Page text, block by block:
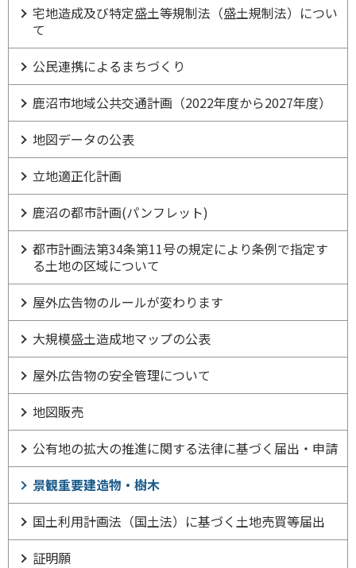
宅地造成及び特定盛土等規制法（盛土規制法）につい
て
公民連携によるまちづくり
鹿沼市地域公共交通計画（2022年度から2027年度）
地図データの公表
立地適正化計画
鹿沼の都市計画(パンフレット)
都市計画法第34条第11号の規定により条例で指定す
る土地の区域について
屋外広告物のルールが変わります
大規模盛土造成地マップの公表
屋外広告物の安全管理について
地図販売
公有地の拡大の推進に関する法律に基づく届出・申請
景観重要建造物・樹木
国土利用計画法（国土法）に基づく土地売買等届出
証明願